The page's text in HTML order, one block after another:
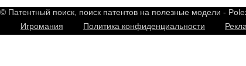
© Патентный поиск, поиск патентов на полезные модели -
Игромания
Политика конфиденциальности